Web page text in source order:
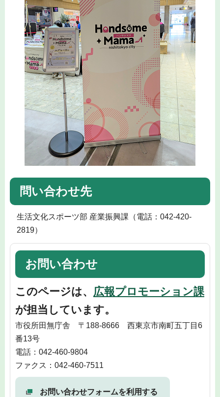
問い合わせ先
生活文化スポーツ部 産業振興課（電話：042-420-
2819）
お問い合わせ
このページは、 広報プロモーション課
が担当しています。
市役所田無庁舎 〒188-8666 西東京市南町五丁目6
番13号
電話：042-460-9804
ファクス：042-460-7511
お問い合わせフォームを利用する